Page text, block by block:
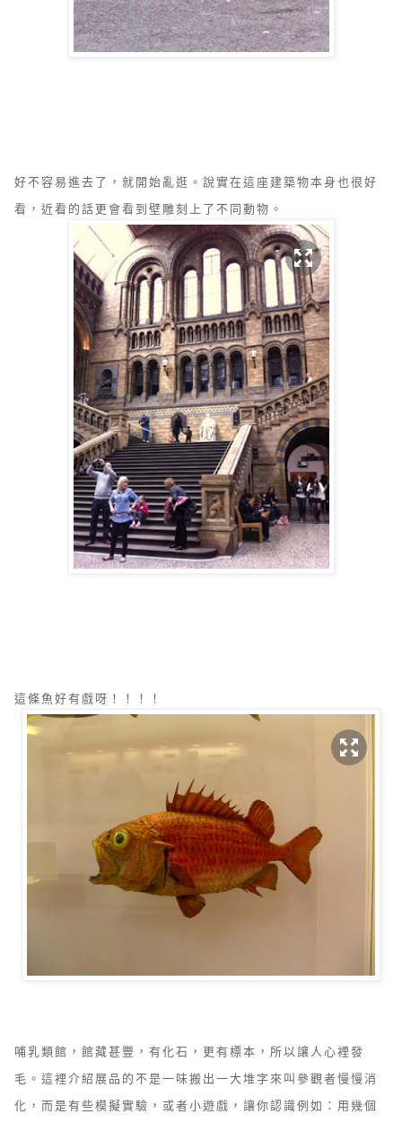
好不容易進去了，就開始亂逛。說實在這座建築物本身也很好
看，近看的話更會看到壁雕刻上了不同動物。
這條魚好有戲呀！！！！
哺乳類館，館藏甚豐，有化石，更有標本，所以讓人心裡發
毛。這裡介紹展品的不是一味搬出一大堆字來叫參觀者慢慢消
化，而是有些模擬實驗，或者小遊戲，讓你認識例如：用幾個